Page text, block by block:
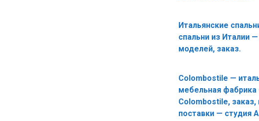
Итальянские
спальни из Италии
моделей, заказ.
Colombostile —
мебельная фабрика
Colombostile,
поставки — студия